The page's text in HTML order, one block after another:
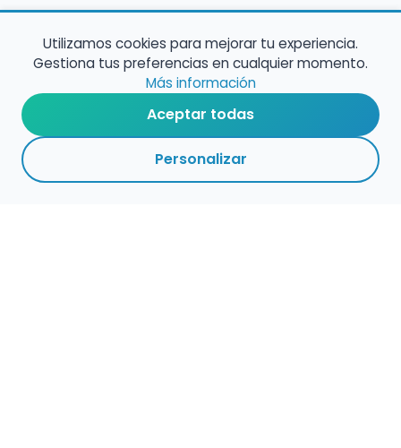
Utilizamos cookies para mejorar tu experiencia.
Gestiona tus preferencias en cualquier momento.
Más información
Aceptar todas
Personalizar